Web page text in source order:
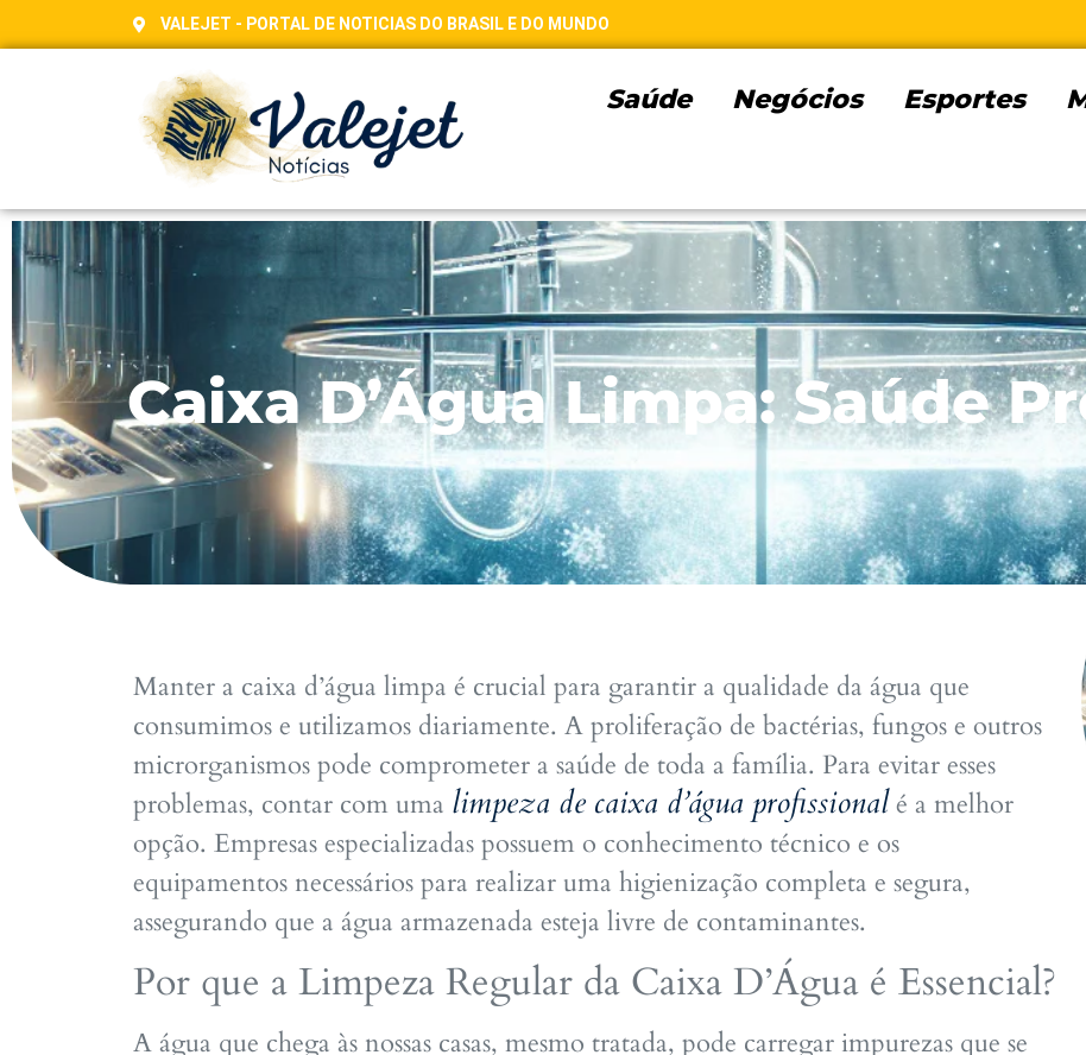
VALEJET - PORTAL DE NOTICIAS DO BRASIL E DO MUNDO
Saúde Negócios Esportes
Caixa D’Água Limpa: Saúde
Manter a caixa d’água limpa é crucial para garantir a qualidade da água que
consumimos e utilizamos diariamente. A proliferação de bactérias, fungos e outros
microrganismos pode comprometer a saúde de toda a família. Para evitar esses
problemas, contar com uma limpeza de caixa d’água profissional é a melhor
opção. Empresas especializadas possuem o conhecimento técnico e os
equipamentos necessários para realizar uma higienização completa e segura,
assegurando que a água armazenada esteja livre de contaminantes.
Por que a Limpeza Regular da Caixa D’Água é Essencial?
A água que chega às nossas casas, mesmo tratada, pode carregar impurezas que se